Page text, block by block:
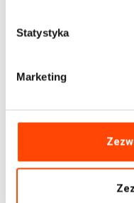
Statystyka
Marketing
samochodów,
cały proces
gór i kolarstwa.